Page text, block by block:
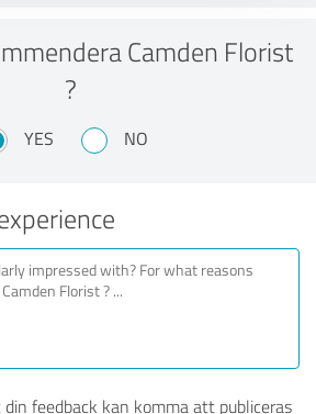
Camden Florist
?
YES NO
feedback kan komma att publiceras